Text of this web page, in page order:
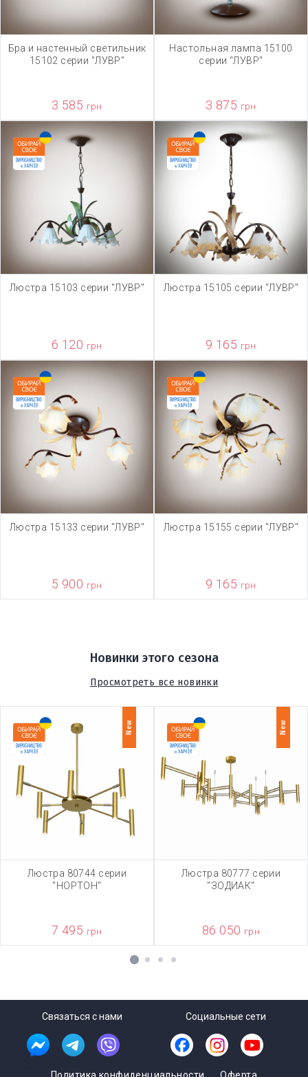
Бра и настенный светильник
15102 серии "ЛУВР"
3 585 грн
Настольная лампа 15100
серии "ЛУВР"
3 875 грн
Люстра 15103 серии "ЛУВР"
6 120 грн
Люстра 15105 серии "ЛУВР"
9 165 грн
Люстра 15133 серии "ЛУВР"
5 900 грн
Люстра 15155 серии "ЛУВР"
9 165 грн
Новинки этого сезона
Просмотреть все новинки
New
Люстра 80744 серии
"НОРТОН"
7 495 грн
New
Люстра 80777 серии
"ЗОДИАК"
86 050 грн
1 2 3 4
Связаться с нами Социальные сети